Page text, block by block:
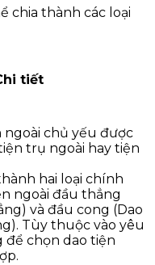
chia thành các loại
tiết
ngoài chủ yếu được
trụ ngoài hay tiện
hai loại chính
ngoài đầu thẳng
và đầu cong (Dao
Tùy thuộc vào yêu
để chọn dao tiện